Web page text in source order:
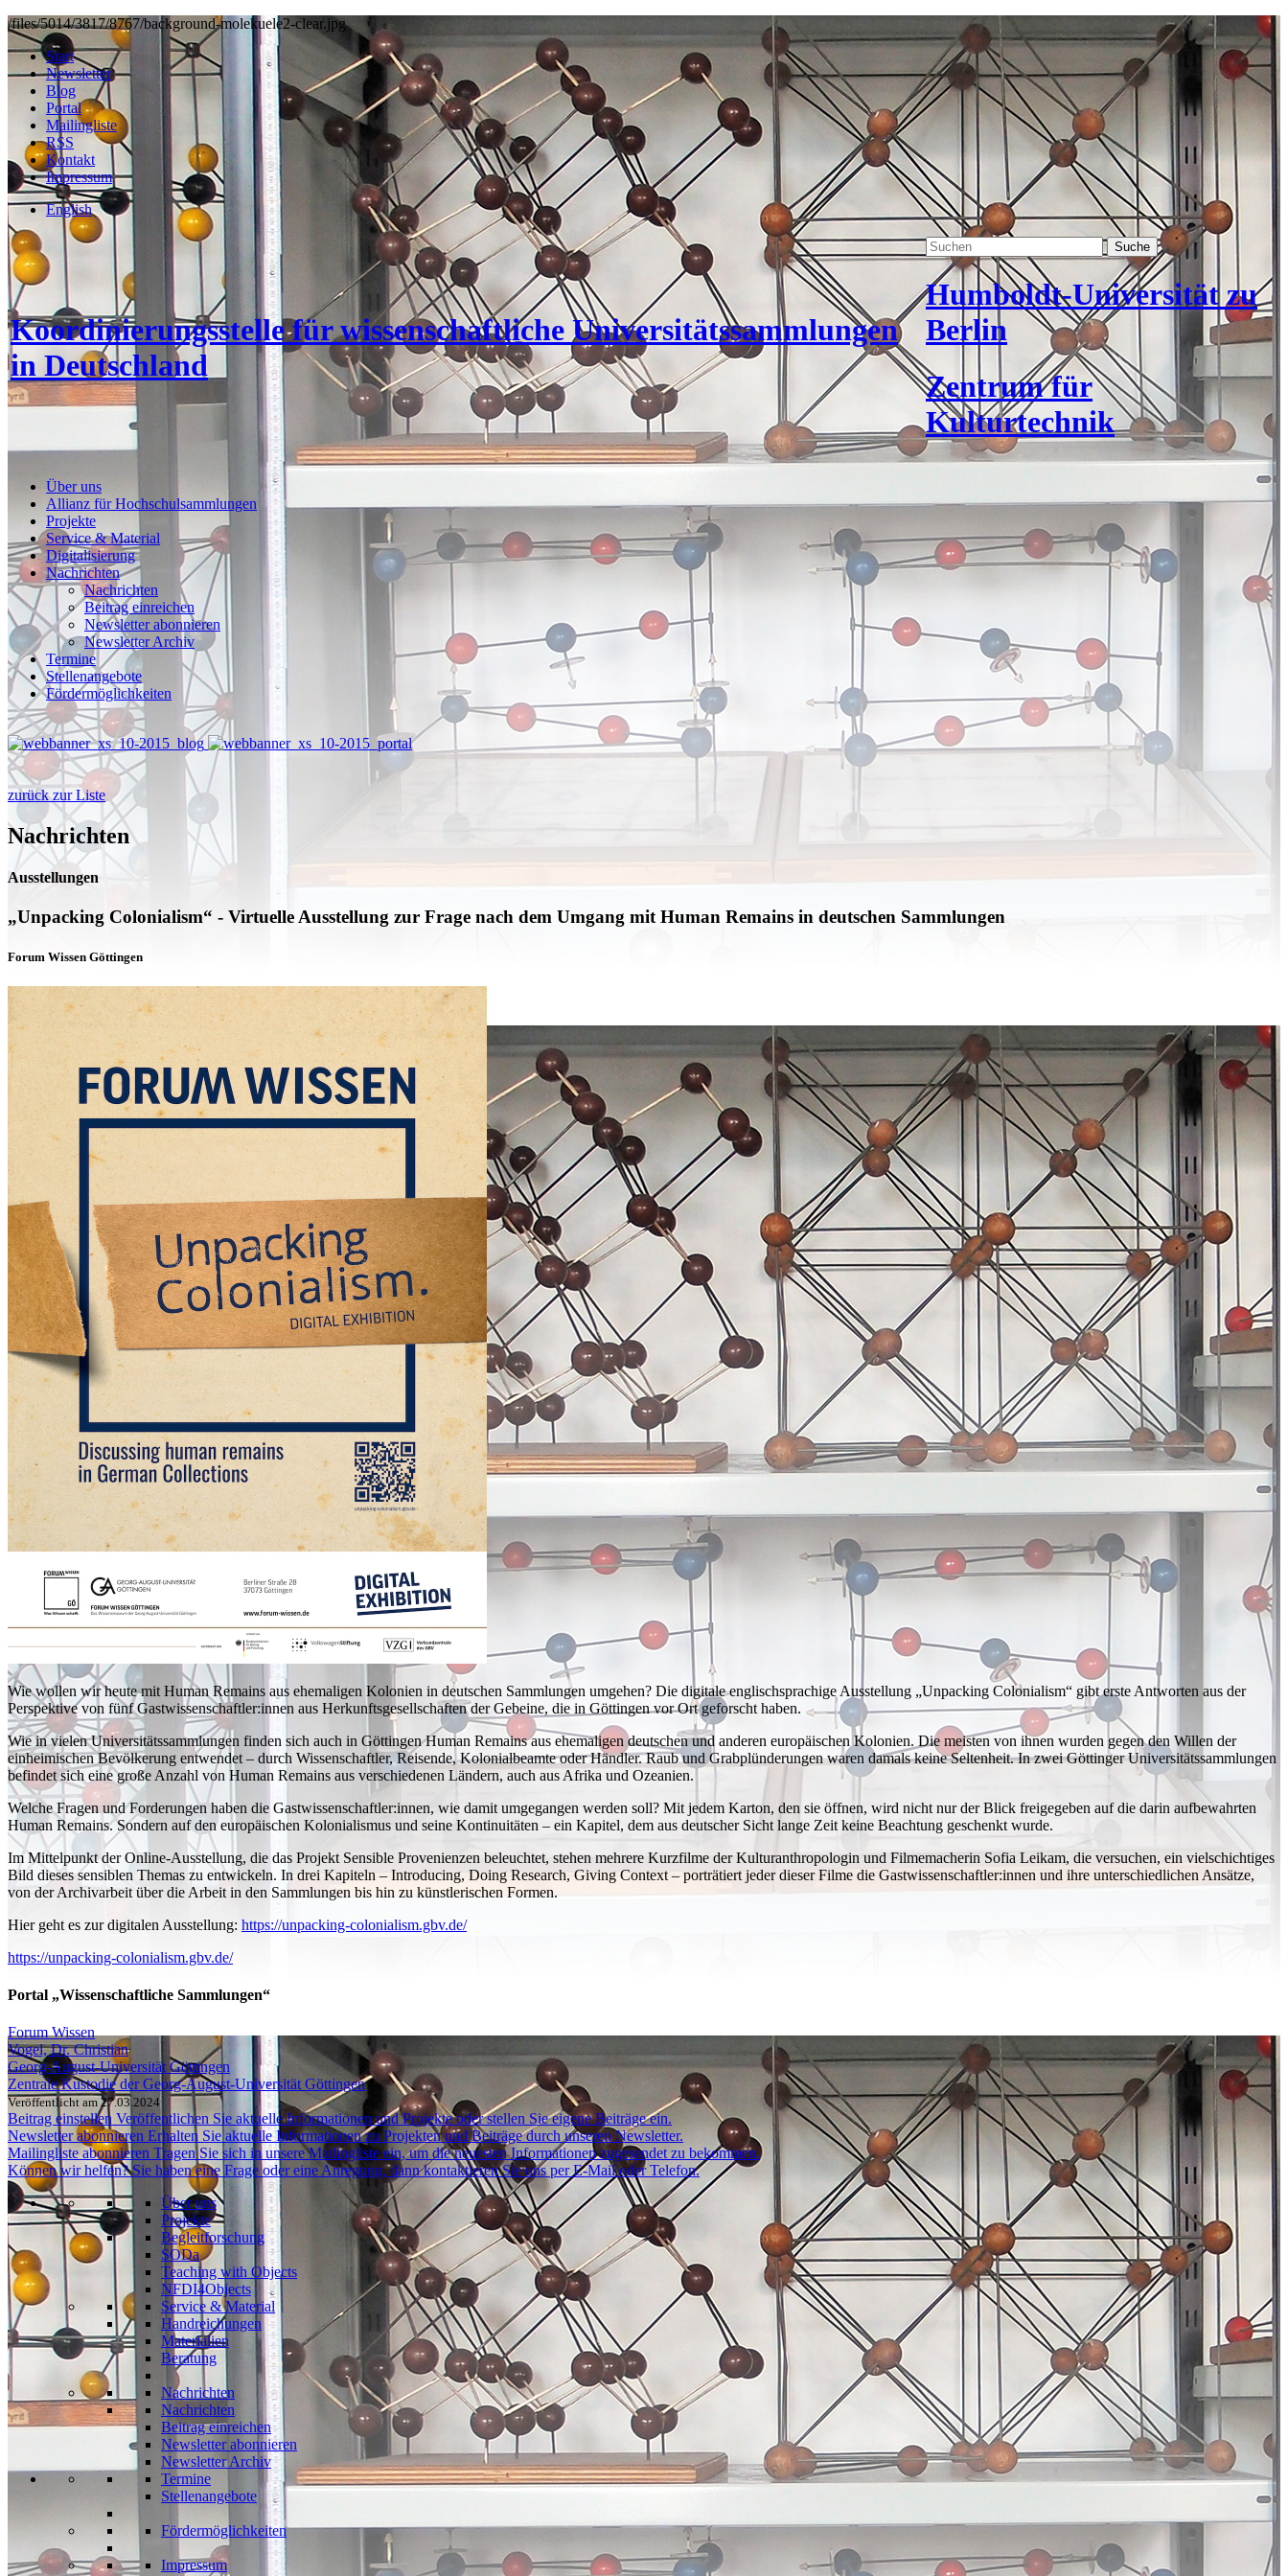
/files/5014/3817/8767/background-molekuele2-clear.jpg
Start
Newsletter
Blog
Portal
Mailingliste
RSS
Kontakt
Impressum
English
Koordinierungsstelle für wissenschaftliche Universitätssammlungen
in Deutschland
Suche
Humboldt-Universität zu
Berlin
Zentrum für
Kulturtechnik
Über uns
Allianz für Hochschulsammlungen
Projekte
Service & Material
Digitalisierung
Nachrichten
Nachrichten
Beitrag einreichen
Newsletter abonnieren
Newsletter Archiv
Termine
Stellenangebote
Fördermöglichkeiten
zurück zur Liste
Nachrichten
Ausstellungen
„Unpacking Colonialism“ - Virtuelle Ausstellung zur Frage nach dem Umgang mit Human Remains in deutschen Sammlungen
Forum Wissen Göttingen
Wie wollen wir heute mit Human Remains aus ehemaligen Kolonien in deutschen Sammlungen umgehen? Die digitale englischsprachige Ausstellung „Unpacking Colonialism“ gibt erste Antworten aus der
Perspektive von fünf Gastwissenschaftler:innen aus Herkunftsgesellschaften der Gebeine, die in Göttingen vor Ort geforscht haben.
Wie in vielen Universitätssammlungen finden sich auch in Göttingen Human Remains aus ehemaligen deutschen und anderen europäischen Kolonien. Die meisten von ihnen wurden gegen den Willen der
einheimischen Bevölkerung entwendet – durch Wissenschaftler, Reisende, Kolonialbeamte oder Händler. Raub und Grabplünderungen waren damals keine Seltenheit. In zwei Göttinger Universitätssammlungen
befindet sich eine große Anzahl von Human Remains aus verschiedenen Ländern, auch aus Afrika und Ozeanien.
Welche Fragen und Forderungen haben die Gastwissenschaftler:innen, wie damit umgegangen werden soll? Mit jedem Karton, den sie öffnen, wird nicht nur der Blick freigegeben auf die darin aufbewahrten
Human Remains. Sondern auf den europäischen Kolonialismus und seine Kontinuitäten – ein Kapitel, dem aus deutscher Sicht lange Zeit keine Beachtung geschenkt wurde.
Im Mittelpunkt der Online-Ausstellung, die das Projekt Sensible Provenienzen beleuchtet, stehen mehrere Kurzfilme der Kulturanthropologin und Filmemacherin Sofia Leikam, die versuchen, ein vielschichtiges
Bild dieses sensiblen Themas zu entwickeln. In drei Kapiteln – Introducing, Doing Research, Giving Context – porträtiert jeder dieser Filme die Gastwissenschaftler:innen und ihre unterschiedlichen Ansätze,
von der Archivarbeit über die Arbeit in den Sammlungen bis hin zu künstlerischen Formen.
Hier geht es zur digitalen Ausstellung: https://unpacking-colonialism.gbv.de/
https://unpacking-colonialism.gbv.de/
Portal „Wissenschaftliche Sammlungen“
Forum Wissen
Vogel, Dr. Christian
Georg-August-Universität Göttingen
Zentrale Kustodie der Georg-August-Universität Göttingen
Veröffentlicht am 27.03.2024
Beitrag einstellen Veröffentlichen Sie aktuelle Informationen und Projekte oder stellen Sie eigene Beiträge ein.
Newsletter abonnieren Erhalten Sie aktuelle Informationen zu Projekten und Beiträge durch unseren Newsletter.
Mailingliste abonnieren Tragen Sie sich in unsere Mailingliste ein, um die neuesten Informationen zugesendet zu bekommen.
Können wir helfen? Sie haben eine Frage oder eine Anregung, dann kontaktieren Sie uns per E-Mail oder Telefon.
Über uns
Projekte
Begleitforschung
SODa
Teaching with Objects
NFDI4Objects
Service & Material
Handreichungen
Materialien
Beratung
Nachrichten
Nachrichten
Beitrag einreichen
Newsletter abonnieren
Newsletter Archiv
Termine
Stellenangebote
Fördermöglichkeiten
Impressum